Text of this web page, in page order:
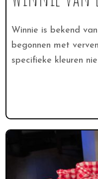
Winnie is bekend
begonnen met
specifieke kleuren